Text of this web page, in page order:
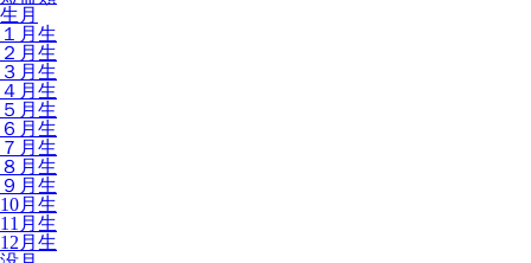
生月
１月生
２月生
３月生
４月生
５月生
６月生
７月生
８月生
９月生
10月生
11月生
12月生